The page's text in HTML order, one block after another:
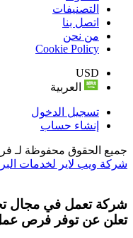
التصنيفات
اتصل بنا
من نحن
Cookie Policy
USD
العربية
تسجيل الدخول
إنشاء حساب
جميع الحقوق محفوظة لـ فرص
شركة ويب لاير لخدمات
شركة تعمل في مجال
تعلن عن توفر فرص